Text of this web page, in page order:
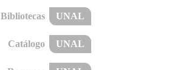
Bibliotecas UNAL
Catálogo UNAL